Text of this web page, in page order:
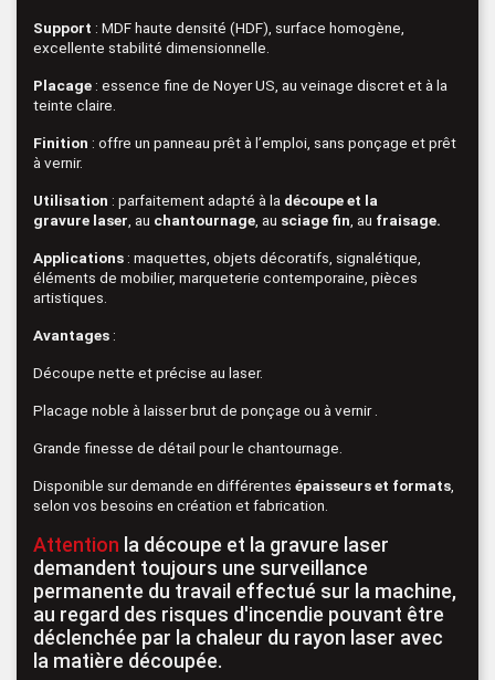
Support : MDF haute densité (HDF), surface homogène,
excellente stabilité dimensionnelle.
Placage : essence fine de Noyer US, au veinage discret et à la
teinte claire.
Finition : offre un panneau prêt à l’emploi, sans ponçage et prêt
à vernir.
Utilisation : parfaitement adapté à la découpeet la
gravure laser , au chantournage , au sciage fin , au fraisage.
Applications : maquettes, objets décoratifs, signalétique,
éléments de mobilier, marqueterie contemporaine, pièces
artistiques.
Avantages :
Découpe nette et précise au laser.
Placage noble à laisser brut de ponçage ou à vernir .
Grande finesse de détail pour le chantournage.
Disponible sur demande en différentes épaisseurs et formats
selon vos besoins en création et fabrication.
Attention la découpe et la gravure laser
demandent toujours une surveillance
permanente du travail effectué sur la machine,
au regard des risques d'incendie pouvant être
déclenchée par la chaleur du rayon laser avec
la matière découpée.